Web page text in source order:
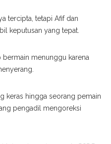
tercipta, tetapi Afif dan
keputusan yang tepat.
bermain menunggu karena
keras hingga seorang pemain
pengadil mengoreksi